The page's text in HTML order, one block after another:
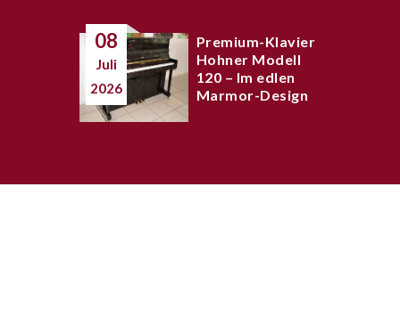
08
Juli
2026
Premium-Klavier
Hohner Modell
120 – Im edlen
Marmor-Design